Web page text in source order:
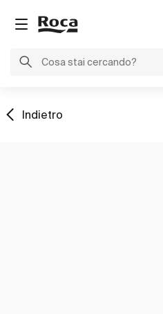
Indietro